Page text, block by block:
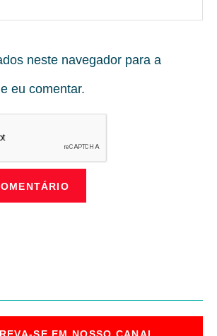
neste navegador para a
eu comentar.
SE EM NOSSO CANAL